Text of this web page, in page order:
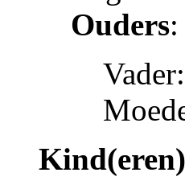
Ouders:
Vader:
Kind(eren)